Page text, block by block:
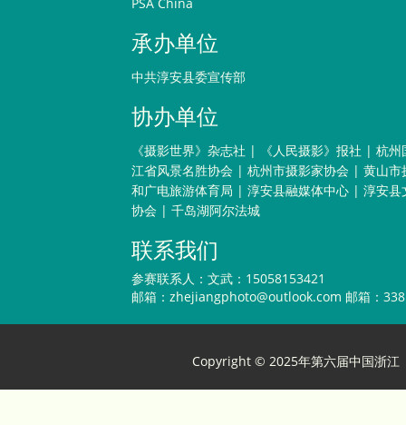
承办单位
中共淳安县委宣传部
协办单位
《摄影世界》杂志社 | 《人民摄影》报社 | 杭州
江省风景名胜协会 | 杭州市摄影家协会 | 黄山市
和广电旅游体育局 | 淳安县融媒体中心 | 淳安县
协会 | 千岛湖阿尔法城
联系我们
参赛联系人：文武：15058153421
邮箱： zhejiangphoto@outlook.com 邮箱：
Copyright © 2025年第六届中国浙